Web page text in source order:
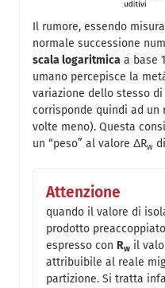
Il rumore, essendo
normale successione
scala logaritmica a base
umano percepisce la
variazione dello stesso
corrisponde quindi ad un
volte meno). Questa
un “peso” al valore ΔRw
Attenzione
quando il valore di
prodotto
espresso con Rw il
attribuibile al reale
partizione. Si tratta